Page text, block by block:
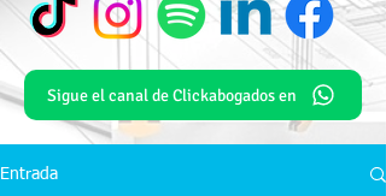
Sigue el canal de Clickabogados en
Entrada